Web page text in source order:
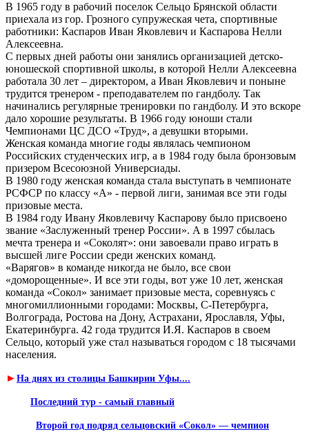
В 1965 году в рабочий поселок Сельцо Брянской области
приехала из гор. Грозного супружеская чета, спортивные
работники: Каспаров Иван Яковлевич и Каспарова Нелли
Алексеевна.
С первых дней работы они занялись организацией детско-
юношеской спортивной школы, в которой Нелли Алексеевна
работала 30 лет – директором, а Иван Яковлевич и поныне
трудится тренером - преподавателем по гандболу. Так
начинались регулярные тренировки по гандболу. И это вскоре
дало хорошие результаты. В 1966 году юноши стали
Чемпионами ЦС ДСО «Труд», а девушки вторыми.
Женская команда многие годы являлась чемпионом
Российских студенческих игр, а в 1984 году была бронзовым
призером Всесоюзной Универсиады.
В 1980 году женская команда стала выступать в чемпионате
РСФСР по классу «А» - первой лиги, занимая все эти годы
призовые места.
В 1984 году Ивану Яковлевичу Каспарову было присвоено
звание «Заслуженный тренер России». А в 1997 сбылась
мечта тренера и «Соколят»: они завоевали право играть в
высшей лиге России среди женских команд.
«Варягов» в команде никогда не было, все свои
«доморощенные». И все эти годы, вот уже 10 лет, женская
команда «Сокол» занимает призовые места, соревнуясь с
многомиллионными городами: Москвы, С-Петербурга,
Волгограда, Ростова на Дону, Астрахани, Ярославля, Уфы,
Екатеринбурга. 42 года трудится И.Я. Каспаров в своем
Сельцо, который уже стал называться городом с 18 тысячами
населения.
► На днях из столицы Башкирии Уфы....
Последний тур - самый главный
Второй год подряд сельцовский «Сокол» — чемпион